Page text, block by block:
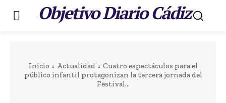
Objetivo Diario Cádiz.
Inicio Actualidad
Cuatro espectáculos para el
público infantil protagonizan la tercera jornada del
Festival...